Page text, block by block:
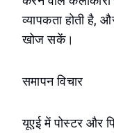
व्यापकता होती है,
खोज सकें।
समापन विचार
यूएई में पोस्टर और